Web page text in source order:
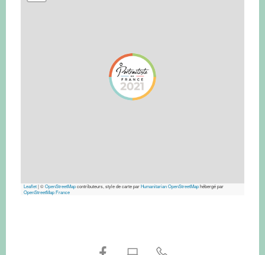
Leaflet|©OpenStreetMapcontributeurs, style de carte parHumanitarian OpenStreetMaphébergé par
OpenStreetMap France